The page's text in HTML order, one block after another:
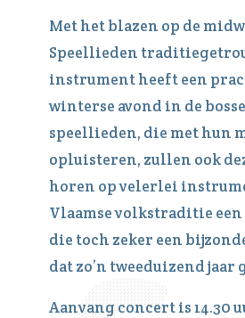
Met het blazen op de
Speellieden
instrument heeft een
winterse avond in de
speellieden, die met hun
opluisteren, zullen ook
horen op velerlei
Vlaamse volkstraditie
die toch zeker een
dat zo’n tweeduizend jaar
Aanvang concert is 14.30